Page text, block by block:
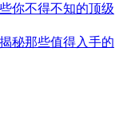
你不得不知的顶级
秘那些值得入手的